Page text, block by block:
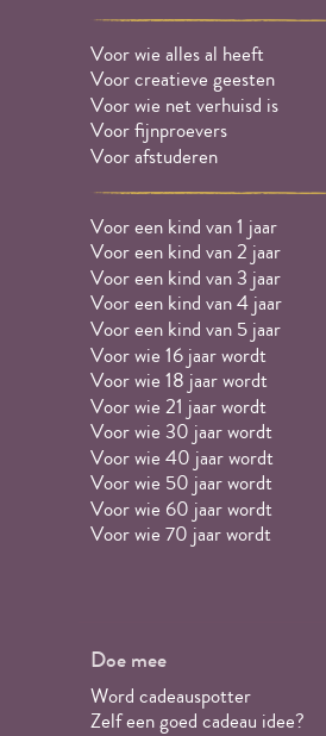
Voor wie alles al heeft
Voor creatieve geesten
Voor wie net verhuisd is
Voor fijnproevers
Voor afstuderen
Voor een kind van 1 jaar
Voor een kind van 2 jaar
Voor een kind van 3 jaar
Voor een kind van 4 jaar
Voor een kind van 5 jaar
Voor wie 16 jaar wordt
Voor wie 18 jaar wordt
Voor wie 21 jaar wordt
Voor wie 30 jaar wordt
Voor wie 40 jaar wordt
Voor wie 50 jaar wordt
Voor wie 60 jaar wordt
Voor wie 70 jaar wordt
Doe mee
Word cadeauspotter
Zelf een goed cadeau idee?